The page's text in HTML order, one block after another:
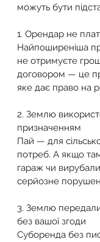
можуть бути
1. Орендар не
Найпоширеніша
не отримуєте
договором — це
яке дає право на
2. Землю
призначенням
Пай — для
потреб. А якщо
гараж чи
серйозне
3. Землю
без вашої згоди
Суборенда без